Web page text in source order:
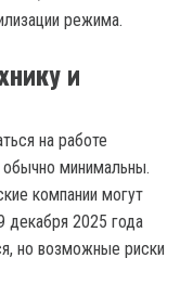
режима.
и
на работе
минимальны.
компании могут
декабря 2025 года
но возможные риски